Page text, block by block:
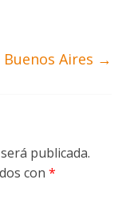
Aires →
publicada.
con*